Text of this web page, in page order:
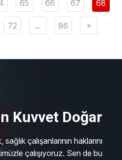
65 66 67 68
72 ... 86 »
Kuvvet Doğar
çalışanlarının haklarını
çalışıyoruz. Sen de bu